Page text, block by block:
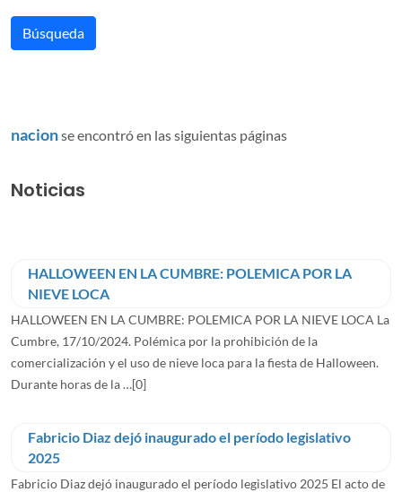
nacionse encontró en las siguientas páginas
Noticias
HALLOWEEN EN LA CUMBRE: POLEMICA POR LA
NIEVE LOCA
HALLOWEEN EN LA CUMBRE: POLEMICA POR LA NIEVE LOCA La
Cumbre, 17/10/2024. Polémica por la prohibición de la
comercialización y el uso de nieve loca para la fiesta de Halloween.
Durante horas de la …[0]
Fabricio Diaz dejó inaugurado el período legislativo
2025
Fabricio Diaz dejó inaugurado el período legislativo 2025 El acto de